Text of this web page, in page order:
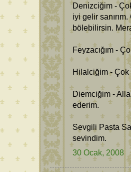
Denizciğim -
iyi gelir
bölebilirsin.
Feyzacığım -
Hilalciğim - Çok
Diemciğim -
ederim.
Sevgili Pasta
sevindim.
30 Ocak, 2008